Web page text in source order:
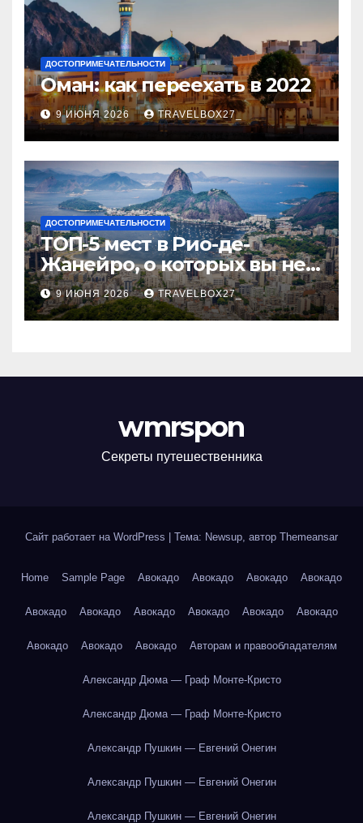
ДОСТОПРИМЕЧАТЕЛЬНОСТИ
Оман: как переехать в 2022
9 ИЮНЯ 2026 TRAVELBOX27_
ДОСТОПРИМЕЧАТЕЛЬНОСТИ
ТОП-5 мест в Рио-де-
Жанейро, о которых вы не
знали
9 ИЮНЯ 2026 TRAVELBOX27_
wmrspon
Секреты путешественника
Сайт работает на WordPress Тема: Newsup, автор Themeansar
Home Sample Page Авокадо Авокадо Авокадо Авокадо
Авокадо Авокадо Авокадо Авокадо Авокадо Авокадо
Авокадо Авокадо Авокадо Авторам и правообладателям
Александр Дюма — Граф Монте-Кристо
Александр Дюма — Граф Монте-Кристо
Александр Пушкин — Евгений Онегин
Александр Пушкин — Евгений Онегин
Александр Пушкин — Евгений Онегин